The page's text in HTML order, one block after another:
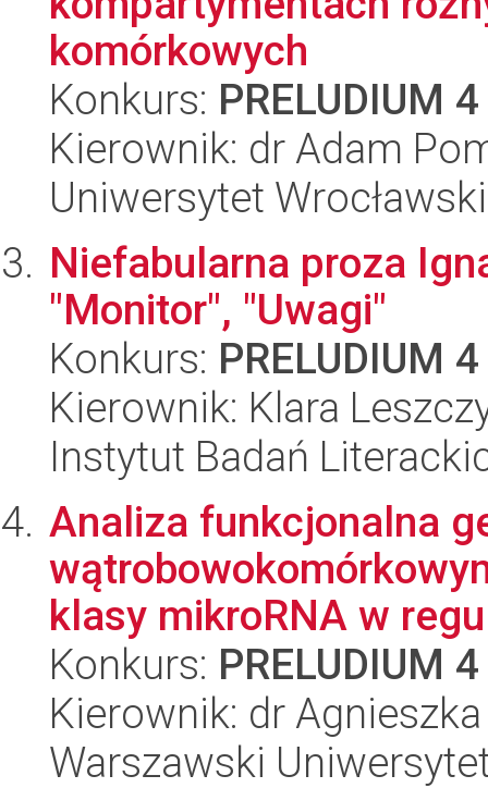
komórkowych
Konkurs: PRELUDIUM 4
Kierownik: dr Adam
Uniwersytet
Niefabularna proza
"Monitor", "Uwagi"
Konkurs: PRELUDIUM 4
Kierownik: Klara
Instytut Badań
Analiza funkcjonalna
klasy mikroRNA w
Konkurs: PRELUDIUM 4
Kierownik: dr
Warszawski